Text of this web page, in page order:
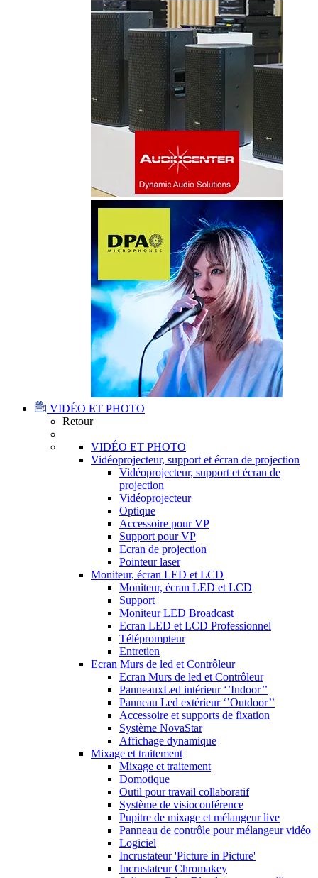
VIDÉO ET PHOTO
Retour
VIDÉO ET PHOTO
Vidéoprojecteur, support et écran de projection
Vidéoprojecteur, support et écran de
projection
Vidéoprojecteur
Optique
Accessoire pour VP
Support pour VP
Ecran de projection
Pointeur laser
Moniteur, écran LED et LCD
Moniteur, écran LED et LCD
Support
Moniteur LED Broadcast
Ecran LED et LCD Professionnel
Téléprompteur
Entretien
Ecran Murs de led et Contrôleur
Ecran Murs de led et Contrôleur
PanneauxLed intérieur ‘’Indoor’’
Panneau Led extérieur ‘’Outdoor’’
Accessoire et supports de fixation
Système NovaStar
Affichage dynamique
Mixage et traitement
Mixage et traitement
Domotique
Outil pour travail collaboratif
Système de visioconférence
Pupitre de mixage et mélangeur live
Panneau de contrôle pour mélangeur vidéo
Logiciel
Incrustateur 'Picture in Picture'
Incrustateur Chromakey